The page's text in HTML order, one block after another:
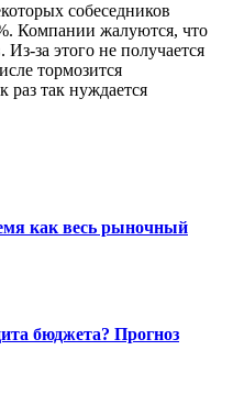
собеседников
Компании жалуются, что
за этого не получается
тормозится
раз так нуждается
как весь рыночный
бюджета? Прогноз